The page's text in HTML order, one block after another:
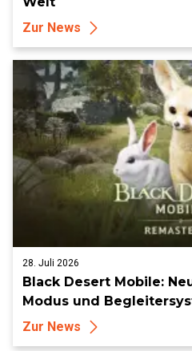
Zur News
28. Juli 2026
Black Desert Mobile:
Modus und
Zur News